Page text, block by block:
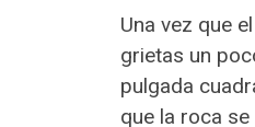
Una vez que
grietas un
pulgada
que la roca